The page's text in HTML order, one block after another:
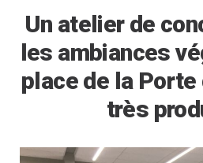
Un atelier de
les ambiances
place de la
très